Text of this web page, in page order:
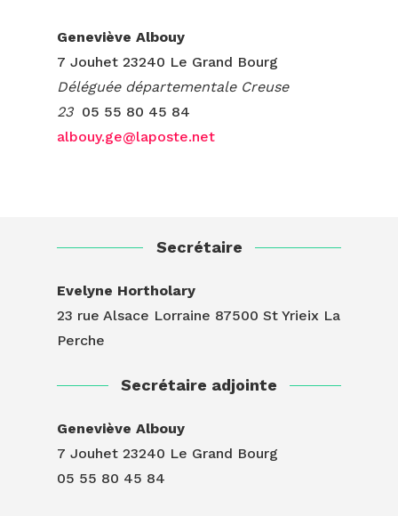
Geneviève Albouy
7 Jouhet 23240 Le Grand Bourg
Déléguée départementale Creuse
2305 55 80 45 84
albouy.ge@laposte.net
Secrétaire
Evelyne Hortholary
23 rue Alsace Lorraine 87500 St Yrieix La
Perche
Secrétaire adjointe
Geneviève Albouy
7 Jouhet 23240 Le Grand Bourg
05 55 80 45 84